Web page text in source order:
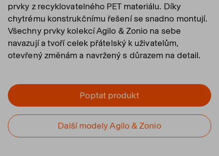
prvky z recyklovatelného PET materiálu. Díky
chytrému konstrukčnímu řešení se snadno montují.
Všechny prvky kolekcí Agilo & Zonio na sebe
navazují a tvoří celek přátelský k uživatelům,
otevřený změnám a navržený s důrazem na detail.
Poptat produkt
Další modely Agilo & Zonio